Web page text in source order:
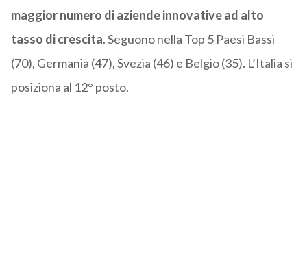
maggior numero di aziende innovative ad alto
tasso di crescita. Seguono nella Top 5 Paesi Bassi
(70), Germania (47), Svezia (46) e Belgio (35). L’Italia si
posiziona al 12° posto.